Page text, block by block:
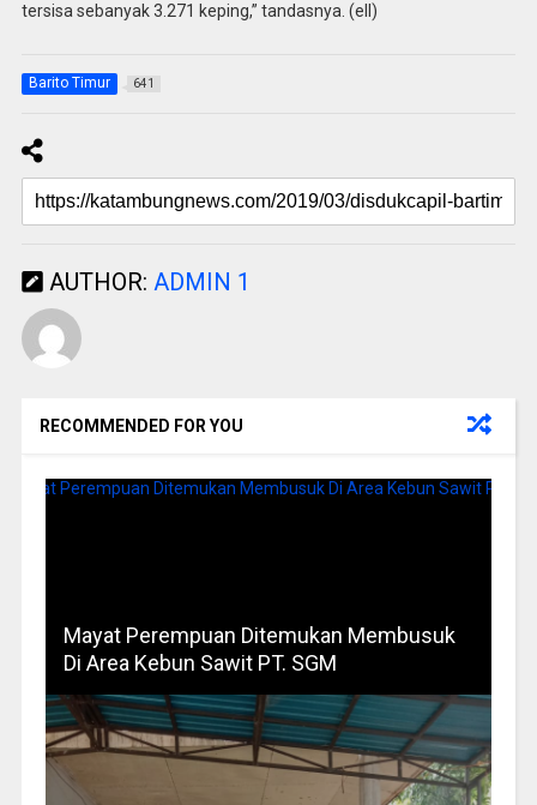
tersisa sebanyak 3.271 keping,” tandasnya. (ell)
Barito Timur 641
AUTHOR: ADMIN 1
RECOMMENDED FOR YOU
Mayat Perempuan Ditemukan Membusuk
Di Area Kebun Sawit PT. SGM